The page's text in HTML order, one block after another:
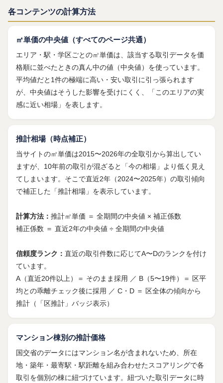
各コンテンツの計算方法
㎡単価の中央値（すべてのページ共通）
エリア・駅・学区ごとの㎡単価は、該当する取引データを価
格順に並べたときの真ん中の値（中央値）を使っています。
平均値だと1件の極端に高い・安い取引に引っ張られます
が、中央値はそうした影響を受けにくく、「このエリアの実
感に近い相場」を表します。
推計相場（時点補正）
当サイトの㎡単価は2015〜2026年の全取引から算出してい
ますが、10年前の取引が混ざると「今の相場」より低く見え
てしまいます。そこで直近2年（2024〜2025年）の取引傾向
で補正した「推計相場」を表示しています。
計算方法： 推計㎡単価 ＝ 全期間の中央値 × 補正係数
補正係数 ＝ 直近2年の中央値 ÷ 全期間の中央値
信頼度ランク： 直近の取引件数に応じてA〜Dのランクを付け
ています。
A（直近20件以上）＝ そのまま採用 ／ B（5〜19件）＝ 区平
均との乖離チェック後に採用 ／ C・D ＝ 区全体の傾向から
推計（「区推計」バッジ表示）
マンション棟別の推計価格
国交省のデータにはマンション名が含まれないため、所在
地・築年・最寄駅・駅距離を組み合わせたスコアリングで各
取引を個別の棟に紐づけています。紐づいた取引データに時